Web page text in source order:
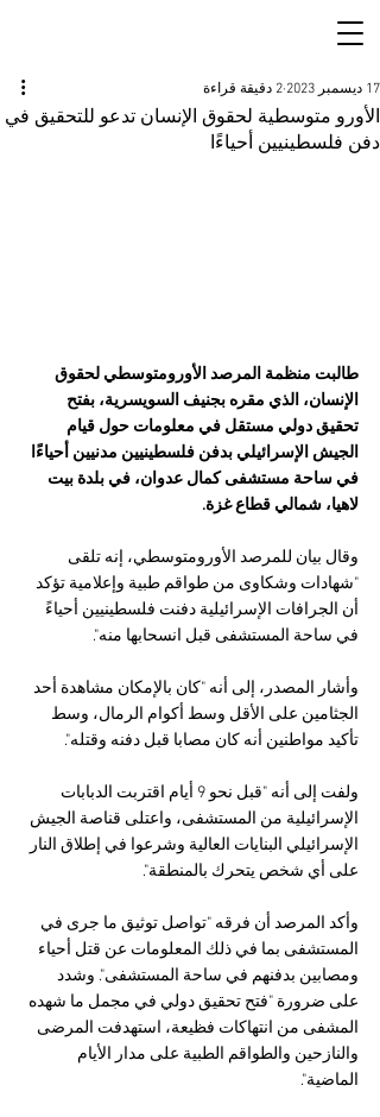
الأورو متوسطية لحقوق الإنسان تدعو للتحقيق في
دفن فلسطينيين أحياءًا
17 ديسمبر 2023 2 دقيقة قراءة
طالبت منظمة المرصد الأورومتوسطي لحقوق
الإنسان، الذي مقره بجنيف السويسرية، بفتح
تحقيق دولي مستقل في معلومات حول قيام
الجيش الإسرائيلي بدفن فلسطينيين مدنيين أحياءًا
في ساحة مستشفى كمال عدوان، في بلدة بيت
لاهيا، شمالي قطاع غزة.
وقال بيان للمرصد الأورومتوسطي، إنه تلقى
"شهادات وشكاوى من طواقم طبية وإعلامية تؤكد
أن الجرافات الإسرائيلية دفنت فلسطينيين أحياءً
في ساحة المستشفى قبل انسحابها منه".
وأشار المصدر، إلى أنه "كان بالإمكان مشاهدة أحد
الجثامين على الأقل وسط أكوام الرمال، وسط
تأكيد مواطنين أنه كان مصابا قبل دفنه وقتله".
ولفت إلى أنه "قبل نحو 9 أيام اقتربت الدبابات
الإسرائيلية من المستشفى، واعتلى قناصة الجيش
الإسرائيلي البنايات العالية وشرعوا في إطلاق النار
على أي شخص يتحرك بالمنطقة".
وأكد المرصد أن فرقه "تواصل توثيق ما جرى في
المستشفى بما في ذلك المعلومات عن قتل أحياء
ومصابين بدفنهم في ساحة المستشفى". وشدد
على ضرورة "فتح تحقيق دولي في مجمل ما شهده
المشفى من انتهاكات فظيعة، استهدفت المرضى
والنازحين والطواقم الطبية على مدار الأيام
الماضية".